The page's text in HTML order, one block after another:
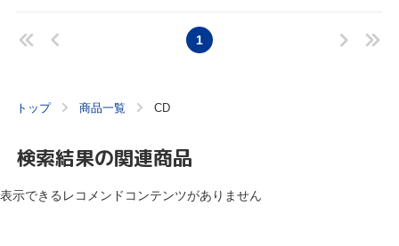
1
トップ 商品一覧 CD
検索結果の関連商品
表示できるレコメンドコンテンツがありません